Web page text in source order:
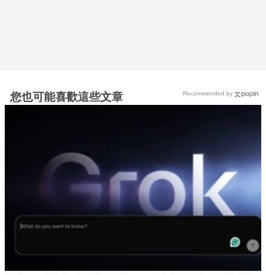
您也可能喜歡這些文章 Recommended by